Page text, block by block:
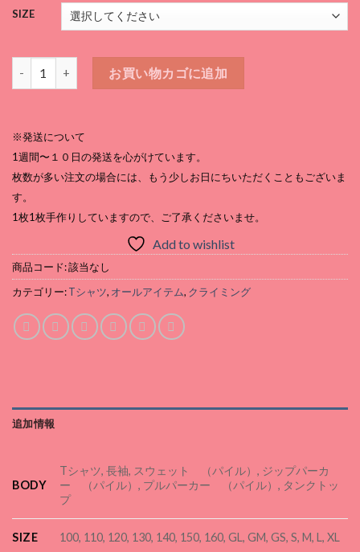
SIZE
ゴリラになりたいTシャツ 白個お買い物カゴに追加
※発送について
1週間〜１０日の発送を心がけています。
枚数が多い注文の場合には、もう少しお日にちいただくこともございま
す。
1枚1枚手作りしていますので、ご了承くださいませ。
Add to wishlist
商品コード:該当なし
カテゴリー:Tシャツ, オールアイテム, クライミング
追加情報
BODY
Tシャツ, 長袖, スウェット （パイル）, ジップパーカ
ー （パイル）, プルパーカー （パイル）, タンクトッ
プ
SIZE 100, 110, 120, 130, 140, 150, 160, GL, GM, GS, S, M, L, XL